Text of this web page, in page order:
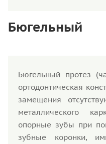
Бюгельный
Бюгельный протез
ортодонтическая
замещения
металлического
опорные зубы при
зубные коронки,